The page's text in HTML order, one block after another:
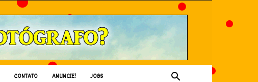
CONTATO ANUNCIE! JOBS